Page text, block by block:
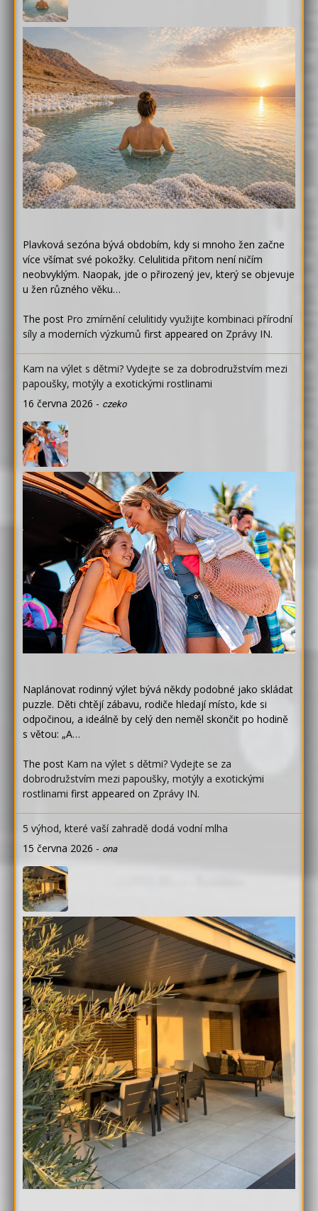
Plavková sezóna bývá obdobím, kdy si mnoho žen začne
více všímat své pokožky. Celulitida přitom není ničím
neobvyklým. Naopak, jde o přirozený jev, který se objevuje
u žen různého věku…
The post Pro zmírnění celulitidy využijte kombinaci přírodní
síly a moderních výzkumů first appeared on Zprávy IN.
Kam na výlet s dětmi? Vydejte se za dobrodružstvím mezi
papoušky, motýly a exotickými rostlinami
16 června 2026 - czeko
Naplánovat rodinný výlet bývá někdy podobné jako skládat
puzzle. Děti chtějí zábavu, rodiče hledají místo, kde si
odpočinou, a ideálně by celý den neměl skončit po hodině
s větou: „A…
The post Kam na výlet s dětmi? Vydejte se za
dobrodružstvím mezi papoušky, motýly a exotickými
rostlinami first appeared on Zprávy IN.
5 výhod, které vaší zahradě dodá vodní mlha
15 června 2026 - ona